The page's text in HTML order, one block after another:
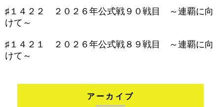
♯１４２２ ２０２６年公式戦９０戦目 ～連覇に向
けて～
♯１４２１ ２０２６年公式戦８９戦目 ～連覇に向
けて～
アーカイブ